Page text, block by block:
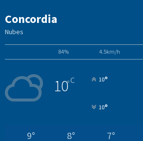
Concordia
Nubes
84% 4.5km/h
10°C 10°
10°
9° 8° 7°